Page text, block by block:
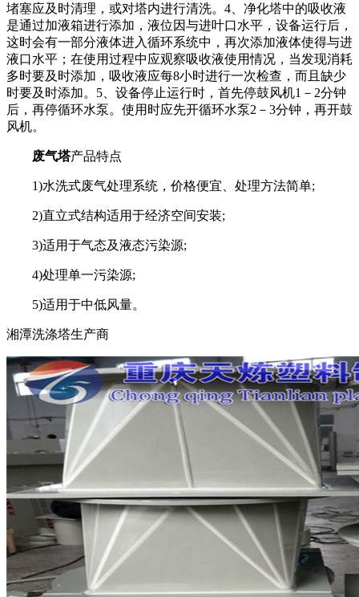
堵塞应及时清理，或对塔内进行清洗。4、净化塔中的吸收液
是通过加液箱进行添加，液位因与进叶口水平，设备运行后，
这时会有一部分液体进入循环系统中，再次添加液体使得与进
液口水平；在使用过程中应观察吸收液使用情况，当发现消耗
多时要及时添加，吸收液应每8小时进行一次检查，而且缺少
时要及时添加。5、设备停止运行时，首先停鼓风机1－2分钟
后，再停循环水泵。使用时应先开循环水泵2－3分钟，再开鼓
风机。
废气塔产品特点
1)水洗式废气处理系统，价格便宜、处理方法简单;
2)直立式结构适用于经济空间安装;
3)适用于气态及液态污染源;
4)处理单一污染源;
5)适用于中低风量。
湘潭洗涤塔生产商